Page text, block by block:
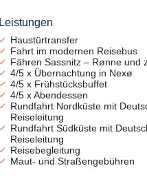
Leistungen
Haustürtransfer
Fahrt im modernen Reisebus
Fähren Sassnitz – Rønne und
4/5 x Übernachtung in Nexø
4/5 x Frühstücksbuffet
4/5 x Abendessen
Rundfahrt Nordküste mit
Reiseleitung
Rundfahrt Südküste mit
Reiseleitung
Reisebegleitung
Maut- und Straßengebühren